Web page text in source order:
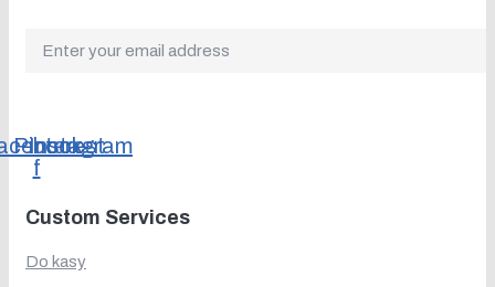
f
Pinterest
Instagram
Custom Services
Do kasy